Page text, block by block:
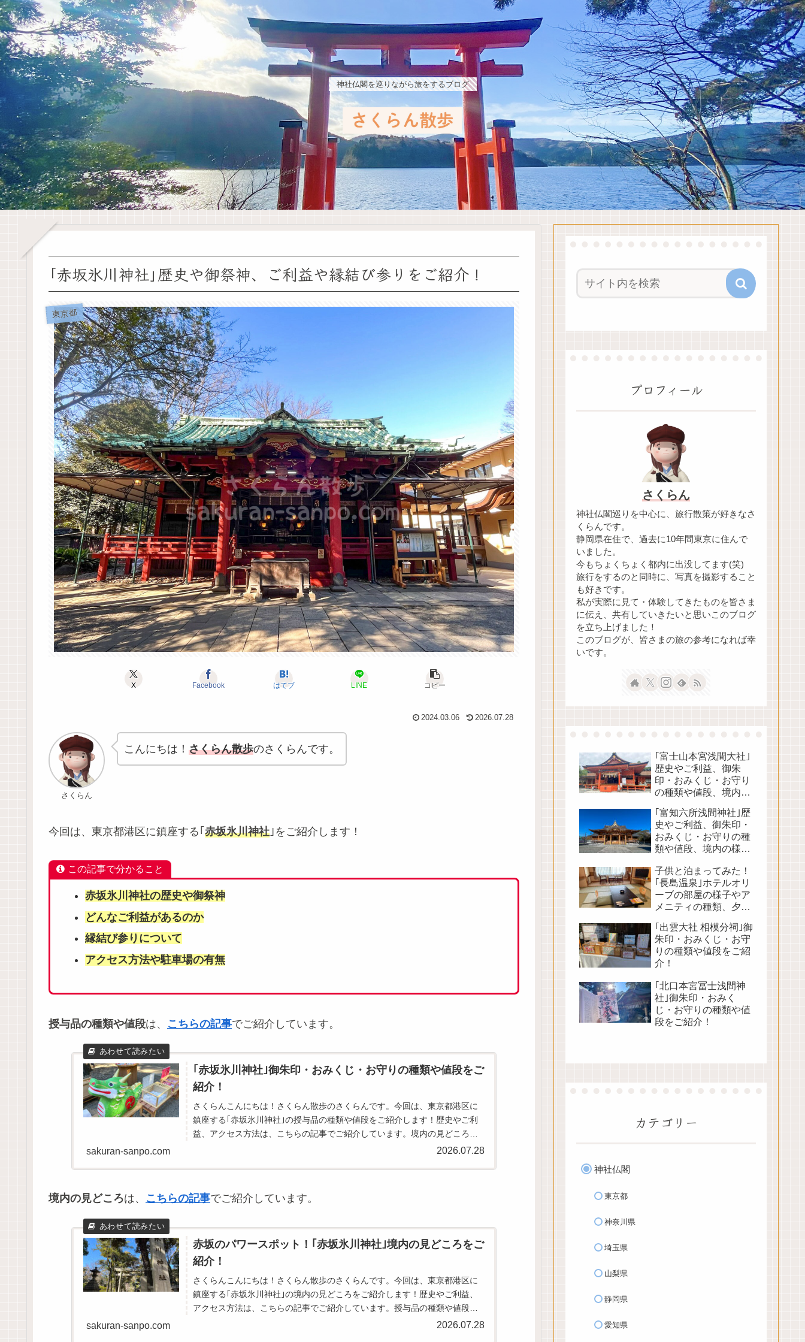
神社仏閣を巡りながら旅をするブログ
｢赤坂氷川神社｣歴史や御祭神、ご利益や縁結び参りをご紹介！
東京都
X Facebook はてブ LINE コピー
2024.03.06 2026.07.28
さくらん
こんにちは！さくらん散歩のさくらんです。
今回は、東京都港区に鎮座する｢ 赤坂氷川神社 ｣をご紹介します！
この記事で分かること
赤坂氷川神社の歴史や御祭神
どんなご利益があるのか
縁結び参りについて
アクセス方法や駐車場の有無
授与品の種類や値段は、 こちらの記事でご紹介しています。
｢赤坂氷川神社｣御朱印・おみくじ・お守りの種類や値段をご
紹介！
さくらんこんにちは！さくらん散歩のさくらんです。今回は、東京都港区に
鎮座する｢赤坂氷川神社｣の授与品の種類や値段をご紹介します！歴史やご利
益、アクセス方法は、こちらの記事でご紹介しています。境内の見どころ
sakuran-sanpo.com 2026.07.28
境内の見どころは、 こちらの記事でご紹介しています。
赤坂のパワースポット！｢赤坂氷川神社｣境内の見どころをご
紹介！
さくらんこんにちは！さくらん散歩のさくらんです。今回は、東京都港区に
鎮座する｢赤坂氷川神社｣の境内の見どころをご紹介します！歴史やご利益、
アクセス方法は、こちらの記事でご紹介しています。授与品の種類や値段
sakuran-sanpo.com 2026.07.28
プロフィール
さくらん
神社仏閣巡りを中心に、旅行散策が好きなさ
くらんです。
静岡県在住で、過去に10年間東京に住んで
いました。
今もちょくちょく都内に出没してます(笑)
旅行をするのと同時に、写真を撮影すること
も好きです。
私が実際に見て・体験してきたものを皆さま
に伝え、共有していきたいと思いこのブログ
を立ち上げました！
このブログが、皆さまの旅の参考になれば幸
いです。
｢富士山本宮浅間大社｣
歴史やご利益、御朱
印・おみくじ・お守り
の種類や値段、境内の
｢富知六所浅間神社｣歴
史やご利益、御朱印・
おみくじ・お守りの種
類や値段、境内の様子
子供と泊まってみた！
｢長島温泉｣ホテルオリ
ーブの部屋の様子やア
メニティの種類、夕朝
様子をご紹介！
｢出雲大社 相模分祠｣御
朱印・おみくじ・お守
りの種類や値段をご紹
介！
｢北口本宮冨士浅間神
社｣御朱印・おみく
じ・お守りの種類や値
段をご紹介！
カテゴリー
神社仏閣
東京都
神奈川県
埼玉県
山梨県
静岡県
愛知県